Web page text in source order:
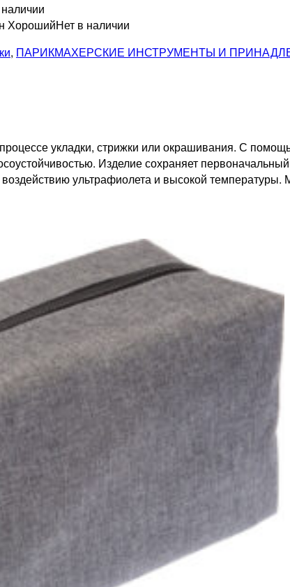
ХорошийНет в наличии
, ПАРИКМАХЕРСКИЕ ИНСТРУМЕНТЫ И
укладки, стрижки или окрашивания. С
Изделие сохраняет
ультрафиолета и высокой